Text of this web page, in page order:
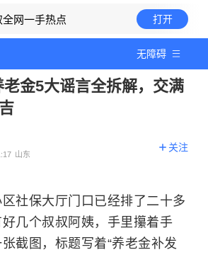
全网一手热点 打开
无障碍
金5大谣言全拆解，交满
山东
关注
社保大厅门口已经排了二十多
几个叔叔阿姨，手里攥着手
截图，标题写着“养老金补发